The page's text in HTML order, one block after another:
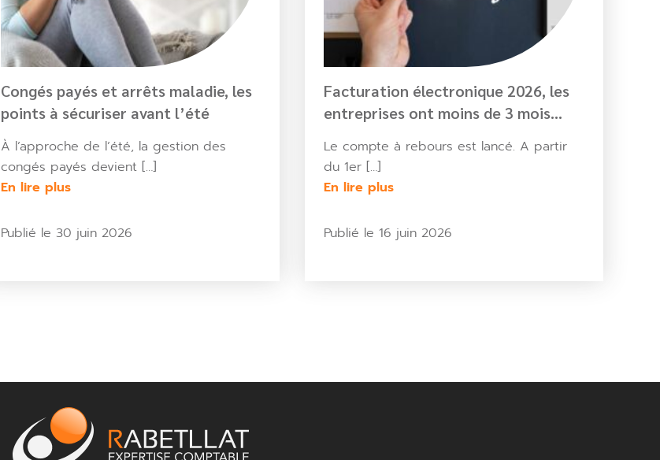
Congés payés et arrêts maladie, les
points à sécuriser avant l’été
À l’approche de l’été, la gestion des
congés payés devient […]
En lire plus
Publié le 30 juin 2026
Facturation électronique 2026, les
entreprises ont moins de 3 mois
Le compte à rebours est lancé. A partir
du 1er […]
En lire plus
Publié le 16 juin 2026